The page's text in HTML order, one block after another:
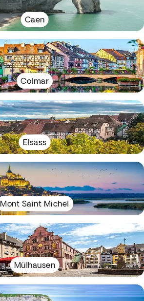
Caen
Colmar
Elsass
Mont Saint Michel
Mülhausen